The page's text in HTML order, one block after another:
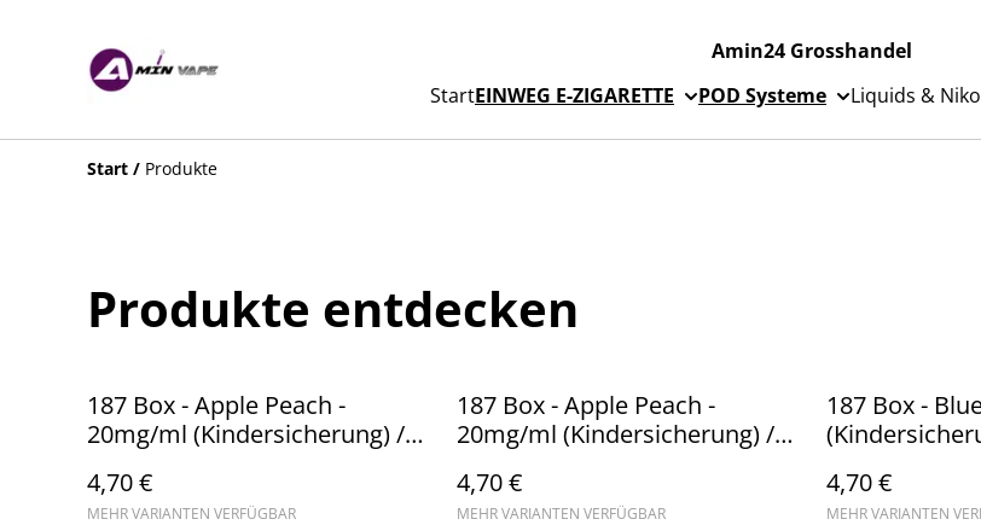
Amin24 Grosshandel
StartEINWEG E-ZIGARETTE POD Systeme Liquids &
Start / Produkte
Produkte entdecken
187 Box - Apple Peach -
20mg/ml (Kindersicherung) //
4,70 €
MEHR VARIANTEN VERFÜGBAR
187 Box - Apple Peach -
20mg/ml (Kindersicherung) //
4,70 €
MEHR VARIANTEN VERFÜGBAR
187 Box -
4,70 €
MEHR VARIANTEN